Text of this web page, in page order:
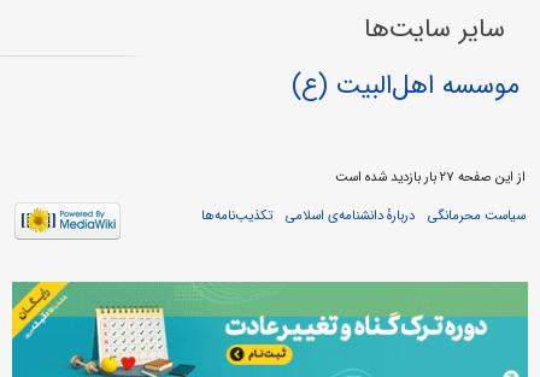
سایر سایت‌ها
موسسه اهل‌البیت (ع)
از این صفحه ۲۷ بار بازدید شده است
سیاست محرمانگی
دربارهٔ دانشنامه‌ی اسلامی تکذیب‌نامه‌ها